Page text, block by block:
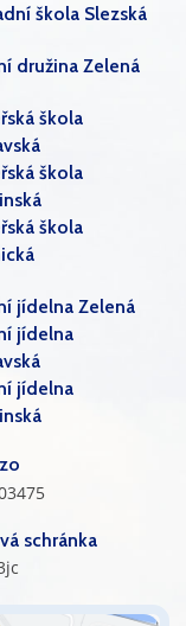
škola Slezská
družina Zelená
škola
škola
škola
jídelna Zelená
jídelna
jídelna
schránka